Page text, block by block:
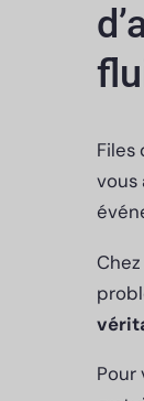
Files
vous
Pour